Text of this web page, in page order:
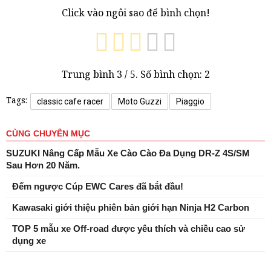
Click vào ngôi sao để bình chọn!
Trung bình 3 / 5. Số bình chọn: 2
Tags: classic cafe racer Moto Guzzi Piaggio
CÙNG CHUYÊN MỤC
SUZUKI Nâng Cấp Mẫu Xe Cào Cào Đa Dụng DR-Z 4S/SM
Sau Hơn 20 Năm.
Đếm ngược Cúp EWC Cares đã bắt đầu!
Kawasaki giới thiệu phiên bản giới hạn Ninja H2 Carbon
TOP 5 mẫu xe Off-road được yêu thích và chiều cao sử
dụng xe